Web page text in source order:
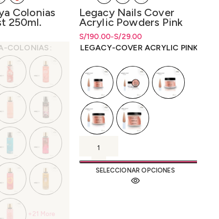
Colonias
250ml.
desde
S/20.80
COLONIAS
+21 More
Legacy Nails Cover
Acrylic Powders Pink
S/29.00
-
S/190.00
Rango de precios: desde S/29.00
hasta S/190.00
Rango de precios: desde
S/29.00hastaS/190.00
LEGACY-COVER ACRYLIC PINK
SELECCIONAR OPCIONES